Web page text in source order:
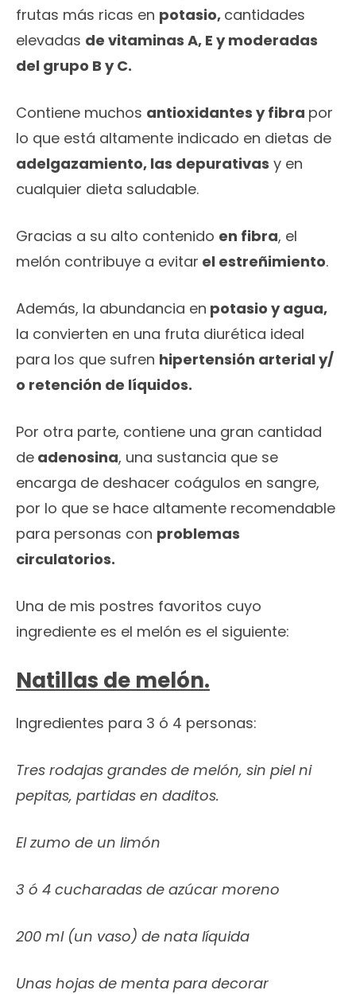
frutas más ricas en potasio, cantidades
elevadas de vitaminas A, E y moderadas
del grupo B y C.
Contiene muchos antioxidantes y fibra por
lo que está altamente indicado en dietas de
adelgazamiento, las depurativas y en
cualquier dieta saludable.
Gracias a su alto contenido en fibra, el
melón contribuye a evitar el estreñimiento.
Además, la abundancia en potasio y agua,
la convierten en una fruta diurética ideal
para los que sufren hipertensión arterial y/
o retención de líquidos.
Por otra parte, contiene una gran cantidad
de adenosina, una sustancia que se
encarga de deshacer coágulos en sangre,
por lo que se hace altamente recomendable
para personas con problemas
circulatorios.
Una de mis postres favoritos cuyo
ingrediente es el melón es el siguiente:
Natillas de melón.
Ingredientes para 3 ó 4 personas:
Tres rodajas grandes de melón, sin piel ni
pepitas, partidas en daditos.
El zumo de un limón
3 ó 4 cucharadas de azúcar moreno
200 ml (un vaso) de nata líquida
Unas hojas de menta para decorar